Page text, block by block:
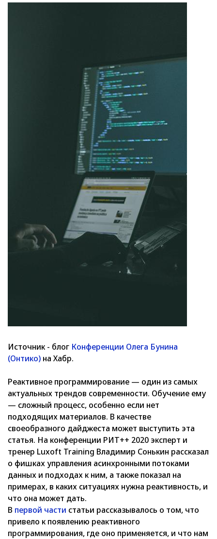
Источник - блог Конференции Олега Бунина
(Онтико) на Хабр.
Реактивное программирование — один из самых
актуальных трендов современности. Обучение ему
— сложный процесс, особенно если нет
подходящих материалов. В качестве
своеобразного дайджеста может выступить эта
статья. На конференции РИТ++ 2020 эксперт и
тренер Luxoft Training Владимир Сонькин рассказал
о фишках управления асинхронными потоками
данных и подходах к ним, а также показал на
примерах, в каких ситуациях нужна реактивность, и
что она может дать.
В первой части статьи рассказывалось о том, что
привело к появлению реактивного
программирования, где оно применяется, и что нам